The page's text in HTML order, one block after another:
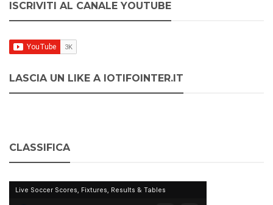
ISCRIVITI AL CANALE YOUTUBE
LASCIA UN LIKE A IOTIFOINTER.IT
CLASSIFICA